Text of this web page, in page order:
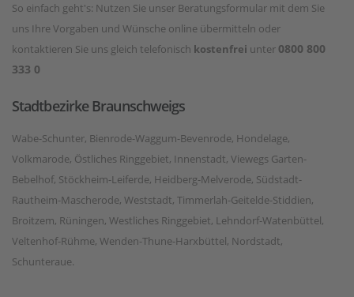
So einfach geht's: Nutzen Sie unser Beratungsformular mit dem Sie
uns Ihre Vorgaben und Wünsche online übermitteln oder
kontaktieren Sie uns gleich telefonisch kostenfrei unter 0800 800
333 0
Stadtbezirke Braunschweigs
Wabe-Schunter, Bienrode-Waggum-Bevenrode, Hondelage,
Volkmarode, Östliches Ringgebiet, Innenstadt, Viewegs Garten-
Bebelhof, Stöckheim-Leiferde, Heidberg-Melverode, Südstadt-
Rautheim-Mascherode, Weststadt, Timmerlah-Geitelde-Stiddien,
Broitzem, Rüningen, Westliches Ringgebiet, Lehndorf-Watenbüttel,
Veltenhof-Rühme, Wenden-Thune-Harxbüttel, Nordstadt,
Schunteraue.